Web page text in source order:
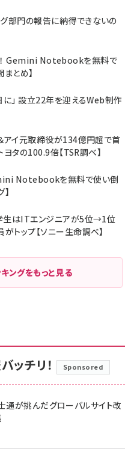
部門の報告に納得できないの
Gemini Notebookを無料で
とめ】
」 設立22年を迎えるWeb制作
アイ元取締役が134億円超で首
タの100.9倍【TSR調べ】
Notebookを無料で使い倒
生はITエンジニアが5位→1位
トップ【ソニー生命調べ】
ングをもっと見る
ッチリ！ Sponsored
が挑んだグローバルサイト改